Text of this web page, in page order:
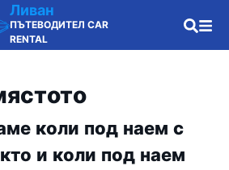
Ливан
ПЪТЕВОДИТЕЛ CAR
RENTAL
коли под наем с
и коли под наем